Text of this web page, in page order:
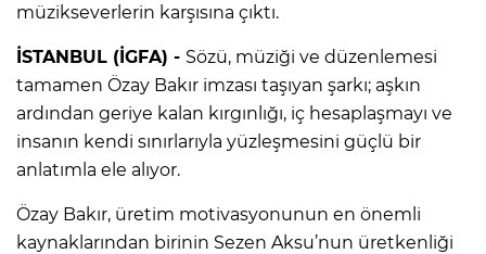
müzikseverlerin karşısına çıktı.
İSTANBUL (İGFA) - Sözü, müziği ve düzenlemesi
tamamen Özay Bakır imzası taşıyan şarkı; aşkın
ardından geriye kalan kırgınlığı, iç hesaplaşmayı ve
insanın kendi sınırlarıyla yüzleşmesini güçlü bir
anlatımla ele alıyor.
Özay Bakır, üretim motivasyonunun en önemli
kaynaklarından birinin Sezen Aksu’nun üretkenliği